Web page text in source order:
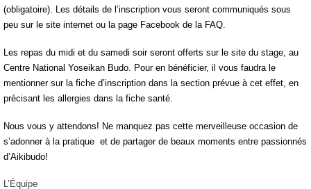
(obligatoire). Les détails de l’inscription vous seront communiqués sous
peu sur le site internet ou la page Facebook de la FAQ.
Les repas du midi et du samedi soir seront offerts sur le site du stage, au
Centre National Yoseikan Budo. Pour en bénéficier, il vous faudra le
mentionner sur la fiche d’inscription dans la section prévue à cet effet, en
précisant les allergies dans la fiche santé.
Nous vous y attendons! Ne manquez pas cette merveilleuse occasion de
s’adonner à la pratique et de partager de beaux moments entre passionnés
d’Aikibudo!
L’Équipe